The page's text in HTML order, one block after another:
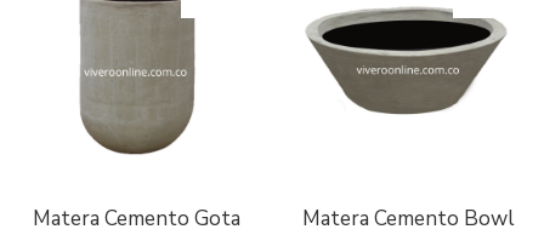
Matera Cemento Gota Matera Cemento Bowl